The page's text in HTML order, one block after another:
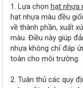
1. Lựa chọn hạt nhựa
hạt nhựa màu đều
về thành phần, xuất
màu. Điều này giúp
nhựa không chỉ đáp
toàn cho môi trường.
2. Tuân thủ các quy